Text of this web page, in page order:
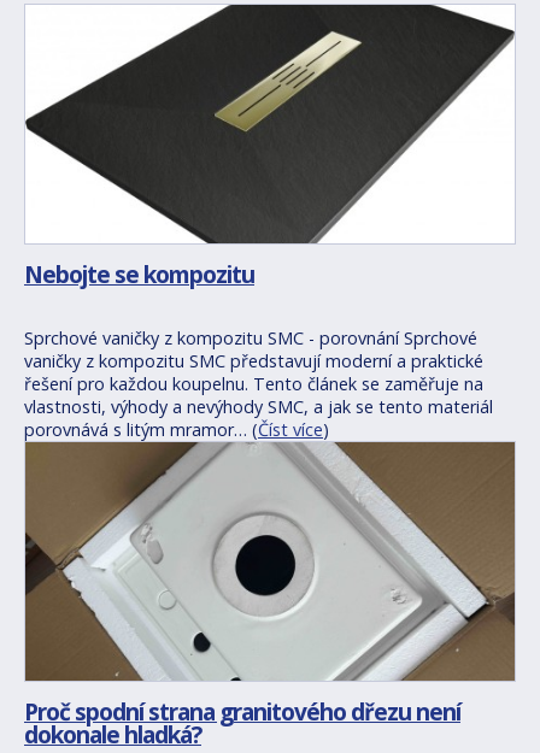
Nebojte se kompozitu
Sprchové vaničky z kompozitu SMC - porovnání Sprchové
vaničky z kompozitu SMC představují moderní a praktické
řešení pro každou koupelnu. Tento článek se zaměřuje na
vlastnosti, výhody a nevýhody SMC, a jak se tento materiál
porovnává s litým mramor… (Číst více)
Proč spodní strana granitového dřezu není
dokonale hladká?